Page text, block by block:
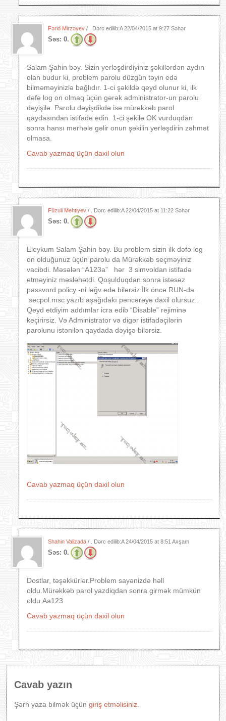
Fərid Mirzəyev / . Dərc edilib:A22/04/2015 at 9:27 Səhər
Səs: 0.
Salam Şahin bəy. Sizin yerləşdirdiyiniz şəkillərdən aydın
olan budur ki, problem parolu düzgün təyin edə
bilməməyinizlə bağlıdır. 1-ci şəkildə qeyd olunur ki, ilk
dəfə log on olmaq üçün gərək administrator-un parolu
dəyişilə. Parolu dəyişdikdə isə mürəkkəb parol
qaydasından istifadə edin. 1-ci şəkilə OK vurduqdan
sonra hansı mərhələ gəlir onun şəkilin yerləşdirin zəhmət
olmasa.
Cavab yazmaq üçün daxil olun
Füzuli Mehtiyev / . Dərc edilib:A22/04/2015 at 11:22 Səhər
Səs: 0.
Eleykum Salam Şahin bəy. Bu problem sizin ilk dəfə log
on olduğunuz üçün parolu da Mürəkkəb seçməyiniz
vacibdi. Məsələn “A123a” hər 3 simvoldan istifadə
etməyiniz məsləhətdi. Qoşulduqdan sonra istəsəz
passvord policy -ni ləğv edə bilərsiz.İlk öncə RUN-da
secpol.msc yazıb aşağıdakı pəncərəyə daxil olursuz..
Qeyd etdiyim addımlar icra edib “Disable” rejiminə
keçirirsiz. Və Administrator və digər istifadəçilərin
parolunu istənilən qaydada dəyişə bilərsiz.
Cavab yazmaq üçün daxil olun
Shahin Valizada / . Dərc edilib:A24/04/2015 at 8:51 Axşam
Səs: 0.
Dostlar, təşəkkürlər.Problem sayənizdə həll
oldu.Mürəkkəb parol yazdiqdan sonra girmək mümkün
oldu.Aa123
Cavab yazmaq üçün daxil olun
Cavab yazın
Şərh yaza bilmək üçün giriş etməlisiniz